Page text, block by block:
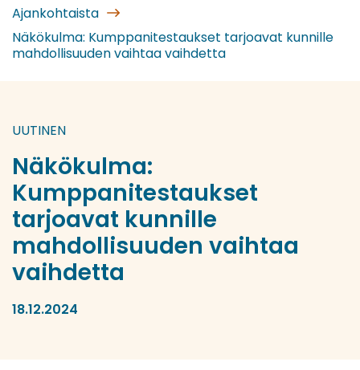
Ajankohtaista
Näkökulma: Kumppanitestaukset tarjoavat kunnille
mahdollisuuden vaihtaa vaihdetta
UUTINEN
Näkökulma:
Kumppanitestaukset
tarjoavat kunnille
mahdollisuuden vaihtaa
vaihdetta
18.12.2024